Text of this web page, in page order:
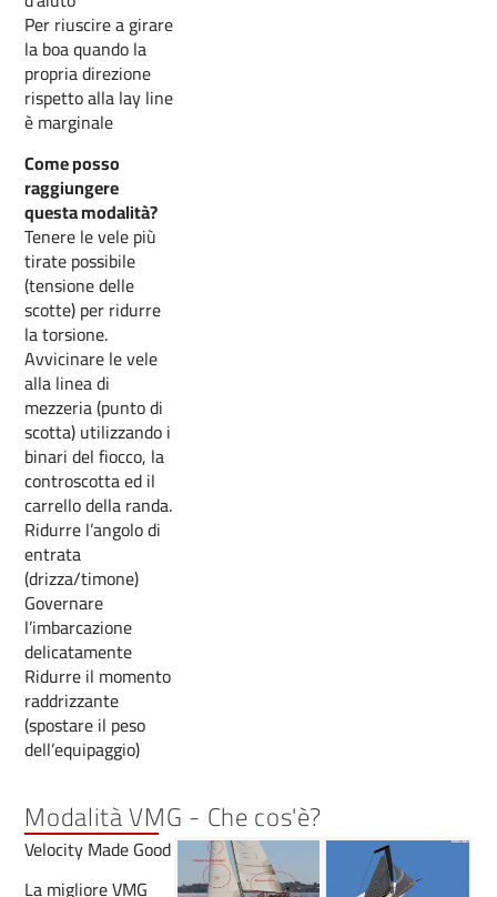
Per riuscire a girare
la boa quando la
propria direzione
rispetto alla lay line
è marginale
Come posso
raggiungere
questa modalità?
Tenere le vele più
tirate possibile
(tensione delle
scotte) per ridurre
la torsione.
Avvicinare le vele
alla linea di
mezzeria (punto di
scotta) utilizzando i
binari del fiocco, la
controscotta ed il
carrello della randa.
Ridurre l’angolo di
entrata
(drizza/timone)
Governare
l’imbarcazione
delicatamente
Ridurre il momento
raddrizzante
(spostare il peso
dell’equipaggio)
Modalità VMG - Che cos'è?
Velocity Made Good
La migliore VMG